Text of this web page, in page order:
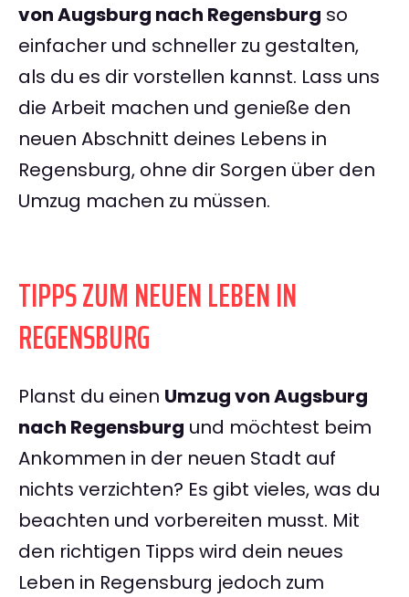
von Augsburg nach Regensburg so
einfacher und schneller zu gestalten,
als du es dir vorstellen kannst. Lass uns
die Arbeit machen und genieße den
neuen Abschnitt deines Lebens in
Regensburg, ohne dir Sorgen über den
Umzug machen zu müssen.
TIPPS ZUM NEUEN LEBEN IN
REGENSBURG
Planst du einen Umzug von Augsburg
nach Regensburg und möchtest beim
Ankommen in der neuen Stadt auf
nichts verzichten? Es gibt vieles, was du
beachten und vorbereiten musst. Mit
den richtigen Tipps wird dein neues
Leben in Regensburg jedoch zum